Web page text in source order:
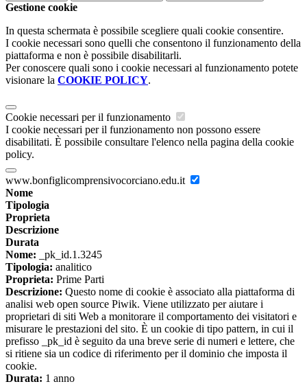
Gestione cookie
In questa schermata è possibile scegliere quali cookie consentire.
I cookie necessari sono quelli che consentono il funzionamento della
piattaforma e non è possibile disabilitarli.
Per conoscere quali sono i cookie necessari al funzionamento potete
visionare la COOKIE POLICY.
Cookie necessari per il funzionamento
I cookie necessari per il funzionamento non possono essere
disabilitati. È possibile consultare l'elenco nella pagina della cookie
policy.
www.bonfiglicomprensivocorciano.edu.it
Nome
Tipologia
Proprieta
Descrizione
Durata
Nome: _pk_id.1.3245
Tipologia: analitico
Proprieta: Prime Parti
Descrizione: Questo nome di cookie è associato alla piattaforma di
analisi web open source Piwik. Viene utilizzato per aiutare i
proprietari di siti Web a monitorare il comportamento dei visitatori e
misurare le prestazioni del sito. È un cookie di tipo pattern, in cui il
prefisso _pk_id è seguito da una breve serie di numeri e lettere, che
si ritiene sia un codice di riferimento per il dominio che imposta il
cookie.
Durata: 1 anno